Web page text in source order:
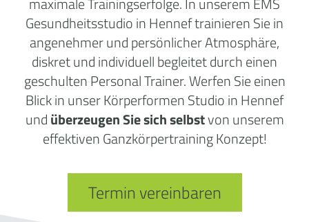
Gesundheitsstudio in Hennef trainieren Sie in
angenehmer und persönlicher Atmosphäre,
diskret und individuell begleitet durch einen
geschulten Personal Trainer. Werfen Sie einen
Blick in unser Körperformen Studio in Hennef
undüberzeugen Sie sich selbstvon unserem
effektiven Ganzkörpertraining Konzept!
Termin vereinbaren